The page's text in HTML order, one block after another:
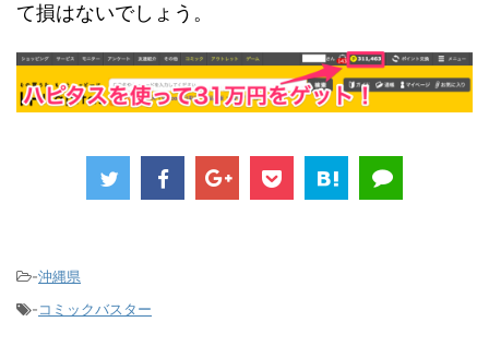
て損はないでしょう。
-沖縄県
-コミックバスター